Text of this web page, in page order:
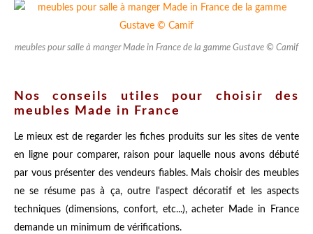
meubles pour salle à manger Made in France de la gamme Gustave © Camif
Nos conseils utiles pour choisir des
meubles Made in France
Le mieux est de regarder les fiches produits sur les sites de vente
en ligne pour comparer, raison pour laquelle nous avons débuté
par vous présenter des vendeurs fiables. Mais choisir des meubles
ne se résume pas à ça, outre l'aspect décoratif et les aspects
techniques (dimensions, confort, etc...), acheter Made in France
demande un minimum de vérifications.